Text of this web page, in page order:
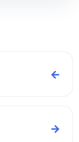
←
→